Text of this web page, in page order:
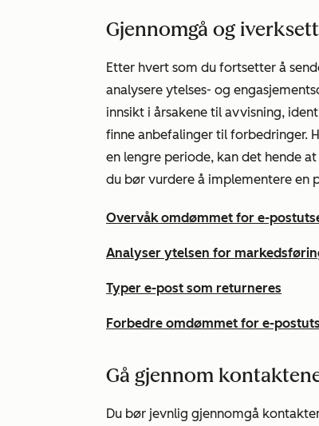
Gjennomgå og
Etter hvert som du fortsetter å
analysere ytelses- og
innsikt i årsakene til avvisning,
finne anbefalinger til forbedringer.
en lengre periode, kan det hende
du bør vurdere å implementere en
Overvåk omdømmet for e-
Analyser ytelsen for
Typer e-post som returneres
Forbedre omdømmet for e-
Gå gjennom
Du bør jevnlig gjennomgå